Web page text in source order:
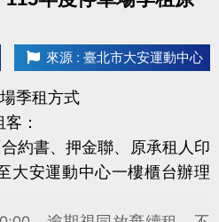
來源 : 臺北市大安運動中心
季租方式
：
約書、押金聯、原承租人印
大安運動中心一樓櫃台辦理